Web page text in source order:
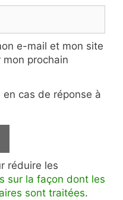
e-mail et mon site
prochain
cas de réponse à
réduire les
sur la façon dont les
sont traitées.